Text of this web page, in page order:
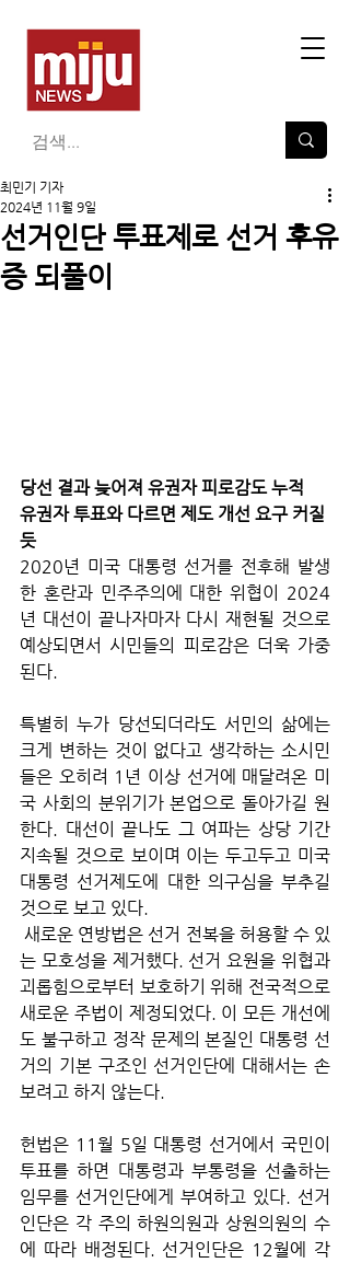
선거인단 투표제로 선거 후유
증 되풀이
최민기 기자
2024년 11월 9일
당선 결과 늦어져 유권자 피로감도 누적
유권자 투표와 다르면 제도 개선 요구 커질
듯
2020년 미국 대통령 선거를 전후해 발생
한 혼란과 민주주의에 대한 위협이 2024
년 대선이 끝나자마자 다시 재현될 것으로
예상되면서 시민들의 피로감은 더욱 가중
된다.
특별히 누가 당선되더라도 서민의 삶에는
크게 변하는 것이 없다고 생각하는 소시민
들은 오히려 1년 이상 선거에 매달려온 미
국 사회의 분위기가 본업으로 돌아가길 원
한다. 대선이 끝나도 그 여파는 상당 기간
지속될 것으로 보이며 이는 두고두고 미국
대통령 선거제도에 대한 의구심을 부추길
것으로 보고 있다.
새로운 연방법은 선거 전복을 허용할 수 있
는 모호성을 제거했다. 선거 요원을 위협과
괴롭힘으로부터 보호하기 위해 전국적으로
새로운 주법이 제정되었다. 이 모든 개선에
도 불구하고 정작 문제의 본질인 대통령 선
거의 기본 구조인 선거인단에 대해서는 손
보려고 하지 않는다.
헌법은 11월 5일 대통령 선거에서 국민이
투표를 하면 대통령과 부통령을 선출하는
임무를 선거인단에게 부여하고 있다. 선거
인단은 각 주의 하원의원과 상원의원의 수
에 따라 배정된다. 선거인단은 12월에 각